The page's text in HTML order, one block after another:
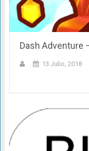
Dash Adventure
13 Julio, 2018